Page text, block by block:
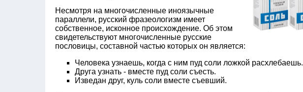
Несмотря на многочисленные иноязычные
параллели, русский фразеологизм имеет
собственное, исконное происхождение. Об этом
свидетельствуют многочисленные русские
пословицы, составной частью которых он является:
Человека узнаешь, когда с ним пуд соли ложкой расхлебаешь.
Друга узнать - вместе пуд соли съесть.
Изведан друг, куль соли вместе съевший.